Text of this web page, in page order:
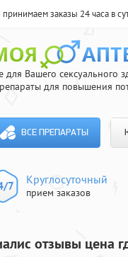
заказы 24 часа в
для Вашего сексуального
для повышения
ВСЕ ПРЕПАРАТЫ
Круглосуточный
прием заказов
отзывы цена